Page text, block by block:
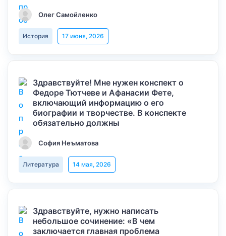
Олег Самойленко
История 17 июня, 2026
Здравствуйте! Мне нужен конспект о
Федоре Тютчеве и Афанасии Фете,
включающий информацию о его
биографии и творчестве. В конспекте
обязательно должны
София Неъматова
Литература 14 мая, 2026
Здравствуйте, нужно написать
небольшое сочинение: «В чем
заключается главная проблема